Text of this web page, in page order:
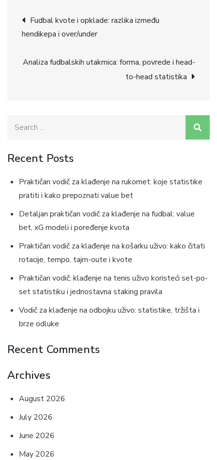
Post
navigation
Fudbal kvote i opklade: razlika između
hendikepa i over/under
Analiza fudbalskih utakmica: forma, povrede i head-
to-head statistika
Recent Posts
Praktičan vodič za klađenje na rukomet: koje statistike
pratiti i kako prepoznati value bet
Detaljan praktičan vodič za klađenje na fudbal: value
bet, xG modeli i poređenje kvota
Praktičan vodič za klađenje na košarku uživo: kako čitati
rotacije, tempo, tajm-oute i kvote
Praktičan vodič: klađenje na tenis uživo koristeći set-po-
set statistiku i jednostavna staking pravila
Vodič za klađenje na odbojku uživo: statistike, tržišta i
brze odluke
Recent Comments
Archives
August 2026
July 2026
June 2026
May 2026